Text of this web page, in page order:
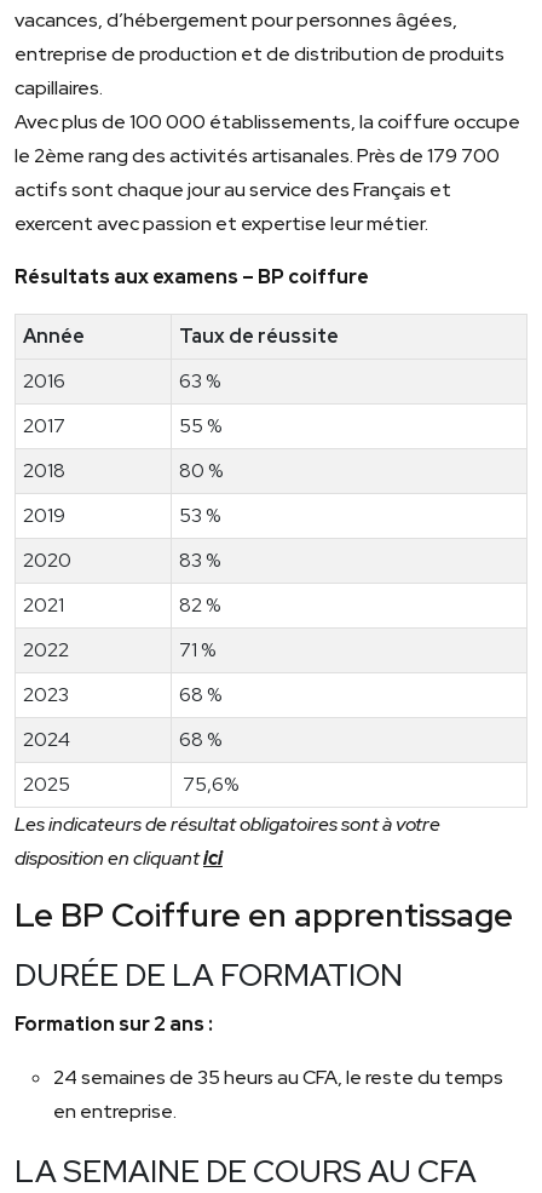
vacances, d’hébergement pour personnes âgées,
entreprise de production et de distribution de produits
capillaires.
Avec plus de 100 000 établissements, la coiffure occupe
le 2ème rang des activités artisanales. Près de 179 700
actifs sont chaque jour au service des Français et
exercent avec passion et expertise leur métier.
Résultats aux examens – BP coiffure
Année
Taux de réussite
2016
63 %
2017
55 %
2018
80 %
2019
53 %
2020
83 %
2021
82 %
2022
71 %
2023
68 %
2024
68 %
2025
75,6%
Les indicateurs de résultat obligatoires sont à votre
disposition en cliquantici
Le BP Coiffure en apprentissage
DURÉE DE LA FORMATION
Formation sur 2 ans :
24 semaines de 35 heurs au CFA, le reste du temps
en entreprise.
LA SEMAINE DE COURS AU CFA